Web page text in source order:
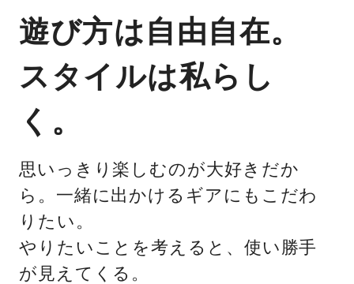
遊び方は自由自在。
スタイルは私らし
く。
思いっきり楽しむのが大好きだか
ら。一緒に出かけるギアにもこだわ
りたい。
やりたいことを考えると、使い勝手
が見えてくる。